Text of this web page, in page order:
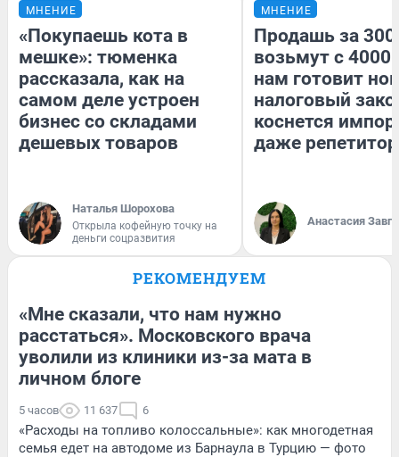
МНЕНИЕ
«Покупаешь кота в
мешке»: тюменка
рассказала, как на
самом деле устроен
бизнес со складами
дешевых товаров
Наталья Шорохова
Открыла кофейную точку на
деньги соцразвития
МНЕНИЕ
Продашь за
возьмут с
нам готовит
налоговый
коснется
даже
Анастасия
РЕКОМЕНДУЕМ
«Мне сказали, что нам нужно
расстаться». Московского врача
уволили из клиники из-за мата в
личном блоге
5 часов 11 637 6
«Расходы на топливо колоссальные»: как многодетная
семья едет на автодоме из Барнаула в Турцию — фото